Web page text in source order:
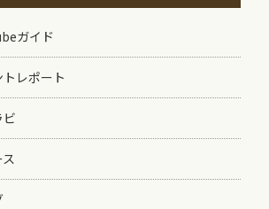
ガイド
レポート
ビ